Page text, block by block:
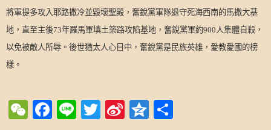
將軍提多攻入耶路撒冷並毀壞聖殿，奮銳黨軍隊退守死海西南的馬撒大基
地，直至主後73年羅馬軍填土築路攻陷基地，奮銳黨軍約900 人集體自殺，
以免被敵人所辱。後世猶太人心目中，奮銳黨是民族英雄，愛教愛國的榜
樣。
WeChat
Facebook
LineTwitter
SinaQzone